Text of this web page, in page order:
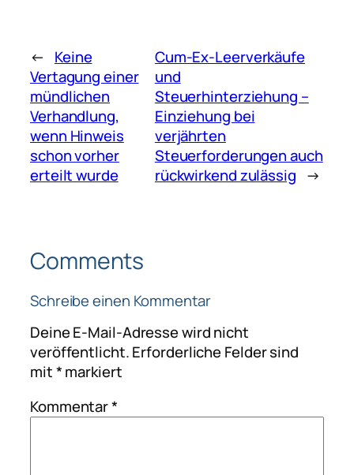
←
Keine
Vertagung einer
mündlichen
Verhandlung,
wenn Hinweis
schon vorher
erteilt wurde
Cum-Ex-Leerverkäufe
und
Steuerhinterziehung –
Einziehung bei
verjährten
Steuerforderungen auch
rückwirkend zulässig →
Comments
Schreibe einen Kommentar
Deine E-Mail-Adresse wird nicht
veröffentlicht.Erforderliche Felder sind
mit*markiert
Kommentar*